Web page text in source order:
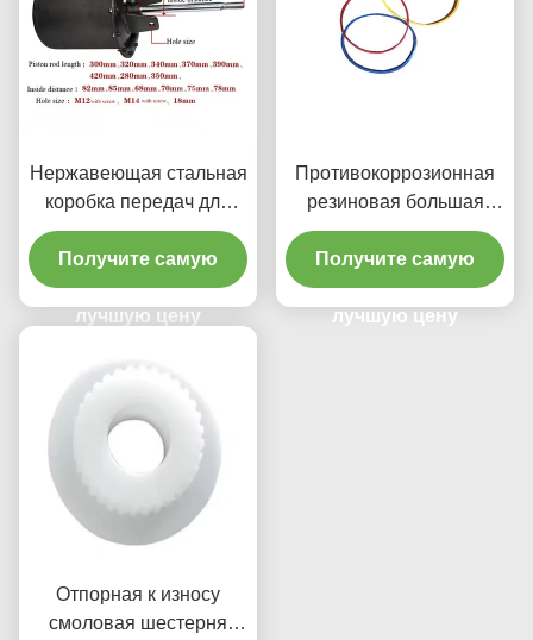
Нержавеющая стальная
коробка передач для
меняющих шины
Получите самую
лучшую цену
Противокоррозионная
резиновая большая
лента тормозного
глушителя
Получите самую
лучшую цену
Отпорная к износу
смоловая шестерня